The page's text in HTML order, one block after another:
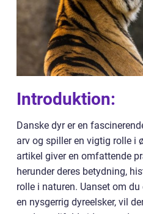
Introduktion:
Danske dyr er en
arv og spiller en vigtig rolle i
artikel giver en omfattende
herunder deres betydning,
rolle i naturen. Uanset om du
en nysgerrig dyreelsker, vil